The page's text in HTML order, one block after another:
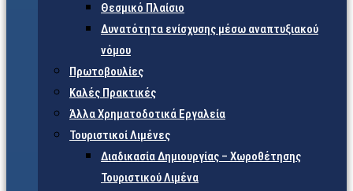
Θεσμικό Πλαίσιο
Δυνατότητα ενίσχυσης μέσω αναπτυξιακού
νόμου
Πρωτοβουλίες
Καλές Πρακτικές
Άλλα Χρηματοδοτικά Εργαλεία
Τουριστικοί Λιμένες
Διαδικασία Δημιουργίας – Χωροθέτησης
Τουριστικού Λιμένα